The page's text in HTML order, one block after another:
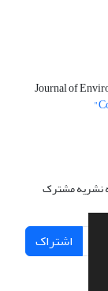
Journal of
نشریه مشترک
اشتراک